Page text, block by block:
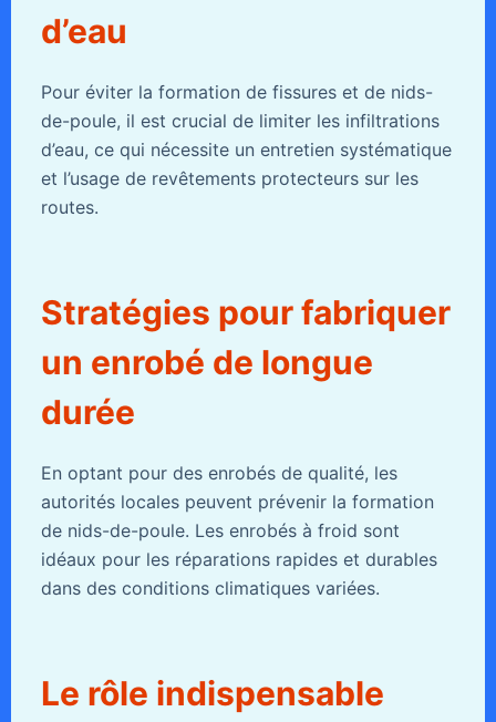
d’eau
Pour éviter la formation de fissures et de nids-
de-poule, il est crucial de limiter les infiltrations
d’eau, ce qui nécessite un entretien systématique
et l’usage de revêtements protecteurs sur les
routes.
Stratégies pour fabriquer
un enrobé de longue
durée
En optant pour des enrobés de qualité, les
autorités locales peuvent prévenir la formation
de nids-de-poule. Les enrobés à froid sont
idéaux pour les réparations rapides et durables
dans des conditions climatiques variées.
Le rôle indispensable